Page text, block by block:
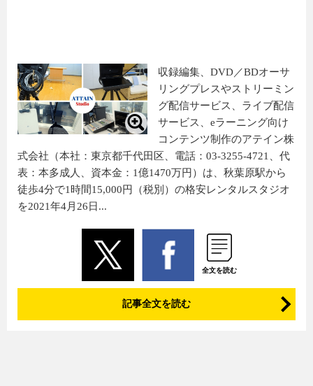
収録編集、DVD／BDオーサ
リングプレスやストリーミン
グ配信サービス、ライブ配信
サービス、eラーニング向け
コンテンツ制作のアテイン株
式会社（本社：東京都千代田区、電話：03-3255-4721、代
表：本多成人、資本金：1億1470万円）は、秋葉原駅から
徒歩4分で1時間15,000円（税別）の格安レンタルスタジオ
を2021年4月26日...
全文を読む
記事全文を読む